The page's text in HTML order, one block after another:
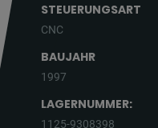
STEUERUNGSART
CNC
BAUJAHR
1997
LAGERNUMMER:
1125-9308398